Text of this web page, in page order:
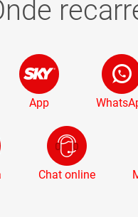
App
Chat online